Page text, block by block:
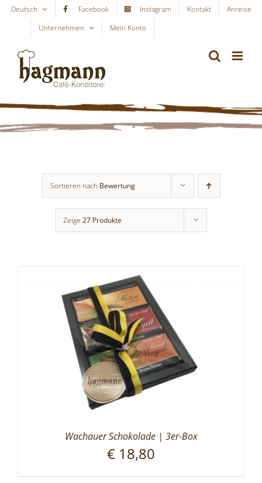
Skip
content
Deutsch Facebook Instagram Kontakt
Anreise
Unternehmen
Mein Konto
Sortieren nach Bewertung
Zeige 27 Produkte
Wachauer Schokolade | 3er-Box
€ 18,80